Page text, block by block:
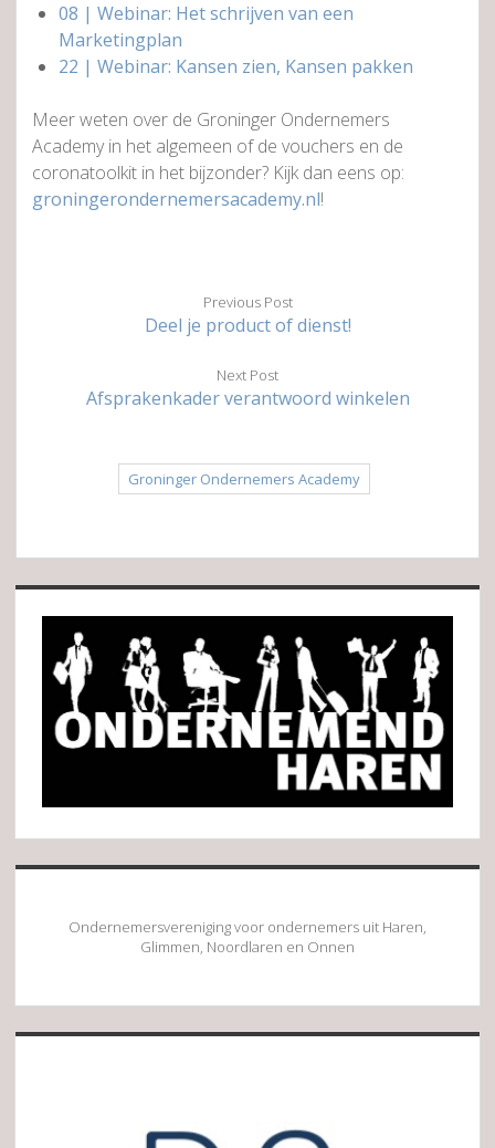
08 | Webinar: Het schrijven van een
Marketingplan
22 | Webinar: Kansen zien, Kansen pakken
Meer weten over de Groninger Ondernemers
Academy in het algemeen of de vouchers en de
coronatoolkit in het bijzonder? Kijk dan eens op:
groningerondernemersacademy.nl!
Previous Post
Deel je product of dienst!
Next Post
Afsprakenkader verantwoord winkelen
Groninger Ondernemers Academy
Sidebar
Ondernemersvereniging voor ondernemers uit Haren,
Glimmen, Noordlaren en Onnen